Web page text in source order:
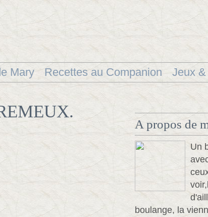
Mary Recettes au Companion Jeux
A propos de
Un
boulange, la